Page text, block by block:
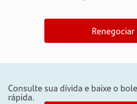
Renegociar
Consulte sua dívida e baixe o
rápida.